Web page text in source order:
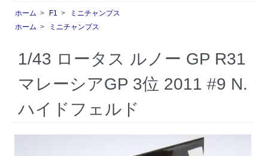
ホーム > F1 >
ミニチャンプス
ホーム > ミニチャンプス
1/43 ロータス ルノー GP R31
マレーシアGP 3位 2011 #9 N.
ハイドフェルド